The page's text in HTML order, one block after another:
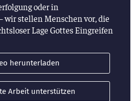
oder in
wir stellen Menschen vor, die
Lage Gottes Eingreifen
herunterladen
Arbeit unterstützen